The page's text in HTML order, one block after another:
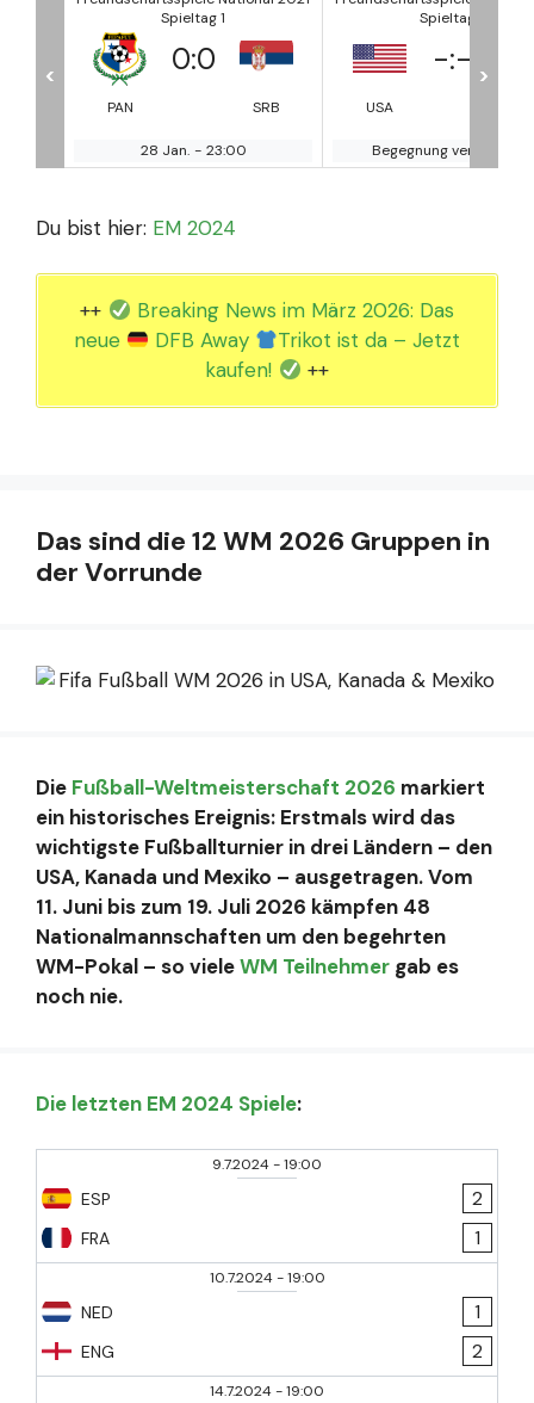
Spieltag 1
USA
-:-
SRB
Begegnung verschoben
Spieltag 1
USA
7:0
31 Jan. - 23:00
< >
Du bist hier: EM 2024
++
Breaking News im März 2026: Das
neue
DFB Away
Trikot ist da – Jetzt
kaufen!
++
Das sind die 12 WM 2026 Gruppen in
der Vorrunde
Die Fußball-Weltmeisterschaft 2026 markiert
ein historisches Ereignis: Erstmals wird das
wichtigste Fußballturnier in drei Ländern – den
USA, Kanada und Mexiko – ausgetragen. Vom
11. Juni bis zum 19. Juli 2026 kämpfen 48
Nationalmannschaften um den begehrten
WM-Pokal – so vieleWM Teilnehmer gab es
noch nie.
Die letzten EM 2024 Spiele:
9.7.2024-19:00
ESP
FRA
2
1
10.7.2024-19:00
NED
ENG
1
2
14.7.2024-19:00